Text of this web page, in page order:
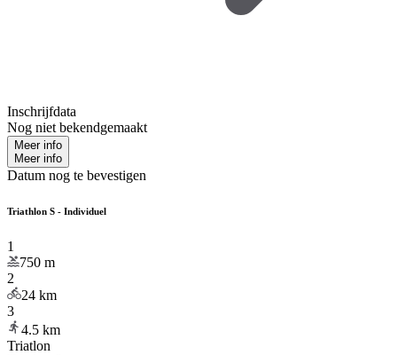
Inschrijfdata
Nog niet bekendgemaakt
Meer info
Meer info
Datum nog te bevestigen
Triathlon S - Individuel
1
750 m
2
24 km
3
4.5 km
Triatlon